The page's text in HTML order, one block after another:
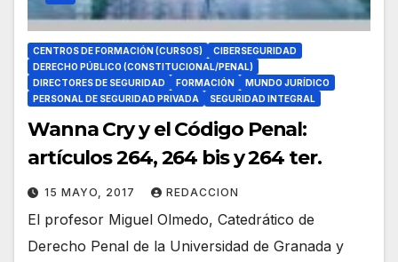
CENTROS DE FORMACIÓN (CURSOS)
CIBERSEGURIDAD
DERECHO PÚBLICO (CONSTITUCIONAL/PENAL)
DIRECTORES DE SEGURIDAD
FORMACIÓN
MUNDO JURÍDICO
PERSONAL DE SEGURIDAD PRIVADA
SEGURIDAD INTEGRAL
Wanna Cry y el Código Penal:
artículos 264, 264 bis y 264 ter.
15 MAYO, 2017 REDACCION
El profesor Miguel Olmedo, Catedrático de
Derecho Penal de la Universidad de Granada y